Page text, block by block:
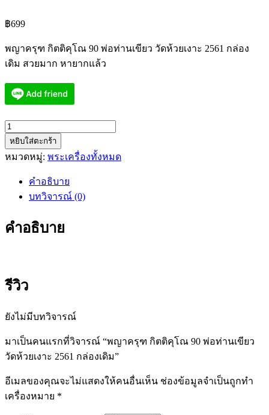
฿699
พญาครุฑ กิตติคุโณ 90 พ่อท่านเขียว วัดห้วยเงาะ 2561 กล่อง
เดิม สวยมาก หายากแล้ว
จำนวน
พญา
ครุฑ
ท่าน
เงาะ
กล่อง
ชิ้น
หยิบใส่ตะกร้า
หมวดหมู่: พระเครื่องทั้งหมด
คำอธิบาย
บทวิจารณ์ (0)
คำอธิบาย
รีวิว
ยังไม่มีบทวิจารณ์
มาเป็นคนแรกที่วิจารณ์ “พญาครุฑ กิตติคุโณ 90 พ่อท่านเขียว
วัดห้วยเงาะ 2561 กล่องเดิม”
อีเมลของคุณจะไม่แสดงให้คนอื่นเห็น ช่องข้อมูลจำเป็นถูกทำ
เครื่องหมาย *